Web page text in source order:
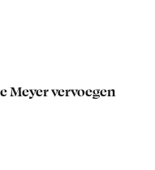
Meyer vervoegen